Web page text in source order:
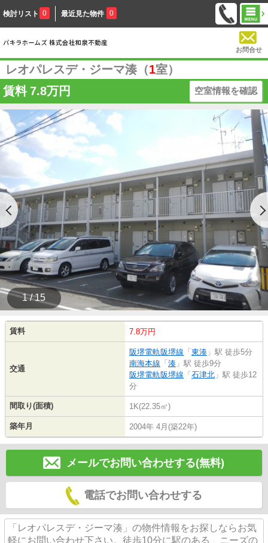
検討リスト 0 最近見た物件 0
お問合せ
レオパレスデ・ジーマ湊（1室）
賃料 7.8万円 空室情報を確認
1 / 15
賃料 7.8万円
交通
阪堺電軌阪堺線 「 東湊 」駅 徒歩5分
南海本線 「 湊 」駅 徒歩9分
阪堺電軌阪堺線 「 石津北 」駅 徒歩12
分
間取り(面積) 1K(22.35㎡)
築年月 2004年 4月(築22年)
メールでお問い合わせする(無料)
電話でお問い合わせする
「レオパレスデ・ジーマ湊」の物件情報をお探しならお気
軽にお問い合わせ下さい。徒歩10分に駅のある、ニーズの